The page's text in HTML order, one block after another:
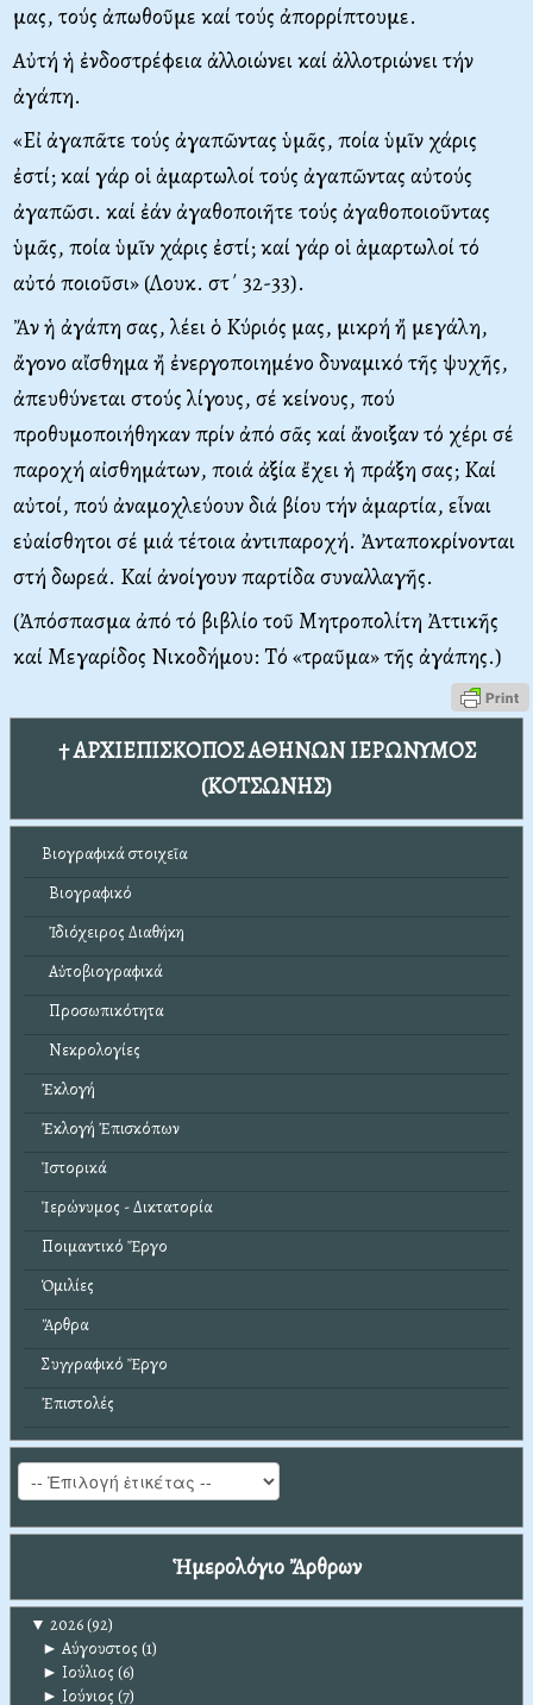
μας, τούς ἀπωθοῦμε καί τούς ἀπορρίπτουμε.
Aὐτή ἡ ἐνδοστρέφεια ἀλλοιώνει καί ἀλλοτριώνει τήν
ἀγάπη.
«Eἰ ἀγαπᾶτε τούς ἀγαπῶντας ὑμᾶς, ποία ὑμῖν χάρις
ἐστί; καί γάρ οἱ ἁμαρτωλοί τούς ἀγαπῶντας αὐτούς
ἀγαπῶσι. καί ἐάν ἀγαθοποιῆτε τούς ἀγαθοποιοῦντας
ὑμᾶς, ποία ὑμῖν χάρις ἐστί; καί γάρ οἱ ἁμαρτωλοί τό
αὐτό ποιοῦσι» (Λουκ. στ΄ 32-33).
Ἄν ἡ ἀγάπη σας, λέει ὁ Kύριός μας, μικρή ἤ μεγάλη,
ἄγονο αἴσθημα ἤ ἐνεργοποιημένο δυναμικό τῆς ψυχῆς,
ἀπευθύνεται στούς λίγους, σέ κείνους, πού
προθυμοποιήθηκαν πρίν ἀπό σᾶς καί ἄνοιξαν τό χέρι σέ
παροχή αἰσθημάτων, ποιά ἀξία ἔχει ἡ πράξη σας; Kαί
αὐτοί, πού ἀναμοχλεύουν διά βίου τήν ἁμαρτία, εἶναι
εὐαίσθητοι σέ μιά τέτοια ἀντιπαροχή. Ἀνταποκρίνονται
στή δωρεά. Kαί ἀνοίγουν παρτίδα συναλλαγῆς.
(Ἀπόσπασμα ἀπό τό βιβλίο τοῦ Mητροπολίτη Ἀττικῆς
καί Mεγαρίδος Nικοδήμου: Tό «τραῦμα» τῆς ἀγάπης.)
† ΑΡΧΙΕΠΙΣΚΟΠΟΣ ΑΘΗΝΩΝ ΙΕΡΩΝΥΜΟΣ
(ΚΟΤΣΩΝΗΣ)
Βιογραφικά στοιχεῖα
Βιογραφικό
Ἰδιόχειρος Διαθήκη
Αὐτοβιογραφικά
Προσωπικότητα
Νεκρολογίες
Ἐκλογή
Ἐκλογή Ἐπισκόπων
Ἱστορικά
Ἱερώνυμος - Δικτατορία
Ποιμαντικό Ἔργο
Ὁμιλίες
Ἄρθρα
Συγγραφικό Ἔργο
Ἐπιστολές
Ἡμερολόγιο Ἄρθρων
▼ 2026(92)
► Αύγουστος (1)
► Ιούλιος (6)
► Ιούνιος (7)